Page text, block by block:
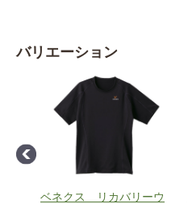
バリエーション
ベネクス リカバリーウ